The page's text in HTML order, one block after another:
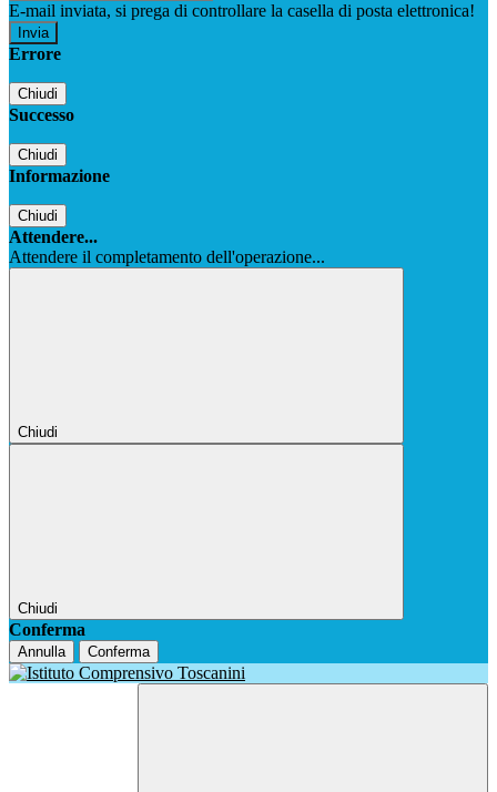
E-mail inviata, si prega di controllare la casella di posta elettronica!
Errore
Chiudi
Successo
Chiudi
Informazione
Chiudi
Attendere...
Attendere il completamento dell'operazione...
Chiudi
Chiudi
Conferma
Annulla Conferma